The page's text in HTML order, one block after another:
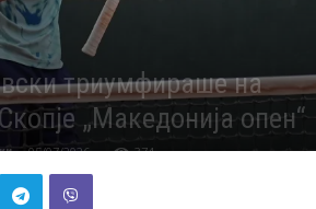
триумфираше на
„Македонија опен“
- 05/07/2026 374